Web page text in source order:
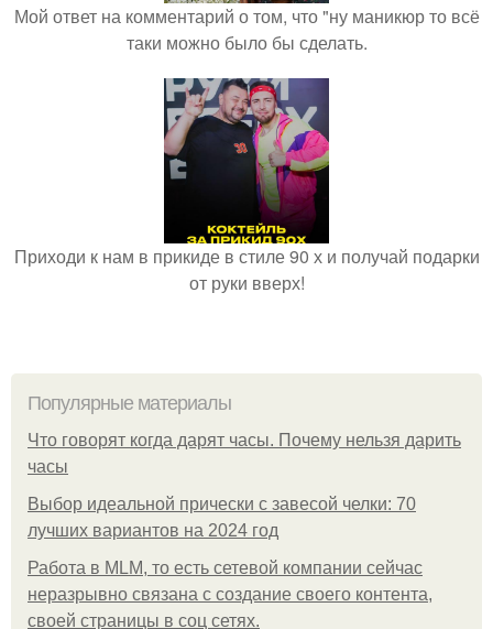
Мой ответ на комментарий о том, что "ну маникюр то всё
таки можно было бы сделать.
Приходи к нам в прикиде в стиле 90 х и получай подарки
от руки вверх!
Популярные материалы
Что говорят когда дарят часы. Почему нельзя дарить
часы
Выбор идеальной прически с завесой челки: 70
лучших вариантов на 2024 год
Работа в MLM, то есть сетевой компании сейчас
неразрывно связана с создание своего контента,
своей страницы в соц сетях.